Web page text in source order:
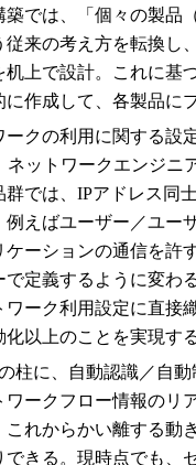
築では、「個々の製品
従来の考え方を転換し
机上で設計。これに基
作成して、各製品に
ークの利用に関する設
ネットワークエンジニ
群では、IPアドレス同
例えばユーザー／ユー
ケーションの通信を許
で定義するように変わ
ワーク利用設定に直接
以上のことを実現す
柱に、自動認識／自
ワークフロー情報のリ
これからかい離する動
できる。現時点でも、